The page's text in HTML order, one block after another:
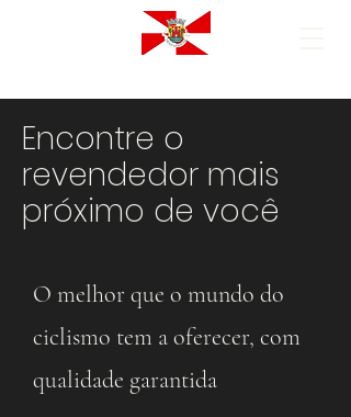
Encontre o
revendedor mais
próximo de você
O melhor que o mundo do
ciclismo tem a oferecer, com
qualidade garantida